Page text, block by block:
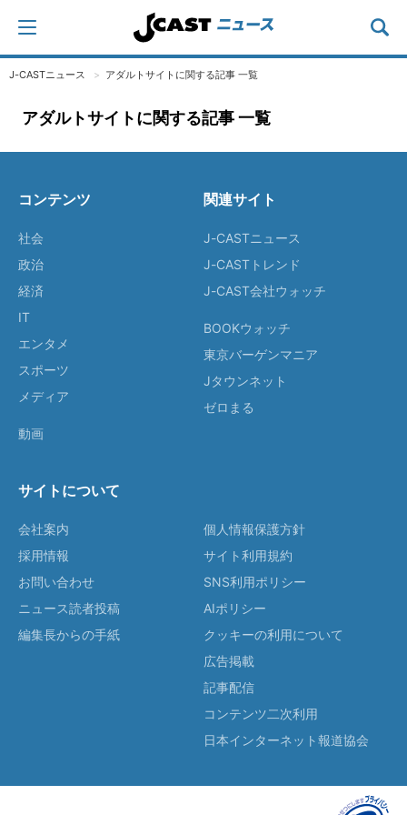
J-CASTニュース アダルトサイトに関する記事 一覧
アダルトサイトに関する記事 一覧
コンテンツ
社会
政治
経済
IT
エンタメ
スポーツ
メディア
動画
関連サイト
J-CASTニュース
J-CASTトレンド
J-CAST会社ウォッチ
BOOKウォッチ
東京バーゲンマニア
Jタウンネット
ゼロまる
サイトについて
会社案内
採用情報
お問い合わせ
ニュース読者投稿
編集長からの手紙
個人情報保護方針
サイト利用規約
SNS利用ポリシー
AIポリシー
クッキーの利用について
広告掲載
記事配信
コンテンツ二次利用
日本インターネット報道協会